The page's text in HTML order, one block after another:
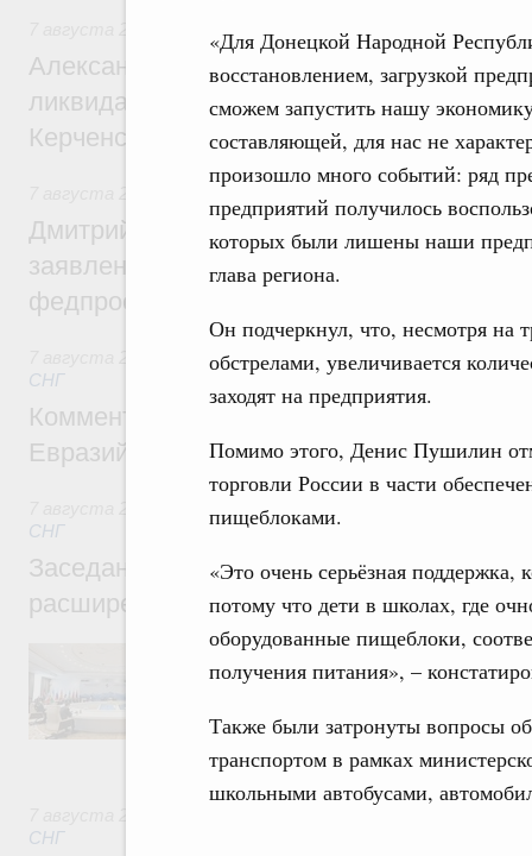
«Для Донецкой Народной
восстановлением, загрузкой
сможем запустить нашу
составляющей, для нас не
произошло много событий: ряд
предприятий получилось
которых были лишены наши
глава региона.
Он подчеркнул, что, несмотря на
обстрелами, увеличивается
заходят на предприятия.
Помимо этого, Денис Пушилин
торговли России в части
пищеблоками.
«Это очень серьёзная
потому что дети в школах, где
оборудованные пищеблоки,
получения питания», –
Также были затронуты вопросы
транспортом в рамках
школьными автобусами,
Чрезвычайные ситуации и ликвидация их
Александр Козлов провёл заседание
ликвидации последствий чрезвычайной
Керченском проливе
Среднее профессиональное образование
Дмитрий Чернышенко: Установлен
заявлений от абитуриентов колледжей и
федпроекта «Профессионалитет»
Евразийский экономический союз.
СНГ
Комментарий Алексея Оверчука по
Евразийского межправительственного
Евразийский экономический союз.
СНГ
Заседание Евразийского
расширенном составе
В повестке заседания актуальные задачи
числе совершенствование кооперации в
железнодорожных перевозок,
рынка.
СНГ